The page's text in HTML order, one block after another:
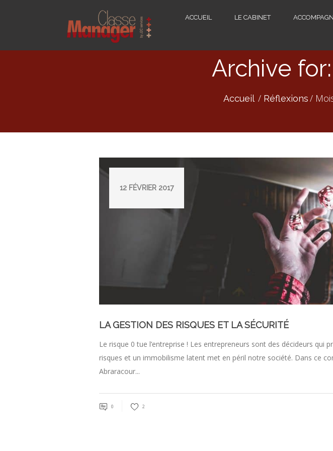
ACCUEIL LE CABINET
Archive
Accueil Réflexions
12 FÉVRIER 2017
LA GESTION DES RISQUES ET LA SÉCURITÉ
Le risque 0 tue l’entreprise ! Les entrepreneurs sont des décideurs
risques et un immobilisme latent met en péril notre société. Dans ce
Abraracour...
0 2